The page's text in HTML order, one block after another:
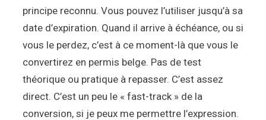
principe reconnu. Vous pouvez l’utiliser jusqu’à sa
date d’expiration. Quand il arrive à échéance, ou si
vous le perdez, c’est à ce moment-là que vous le
convertirez en permis belge. Pas de test
théorique ou pratique à repasser. C’est assez
direct. C’est un peu le « fast-track » de la
conversion, si je peux me permettre l’expression.